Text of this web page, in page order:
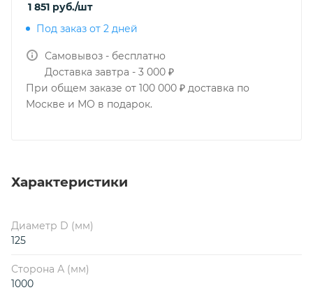
1 851 руб./шт
Под заказ от 2 дней
Самовывоз - бесплатно
Доставка завтра - 3 000 ₽
При общем заказе от 100 000 ₽ доставка по
Москве и МО в подарок.
Характеристики
Диаметр D (мм)
125
Сторона А (мм)
1000